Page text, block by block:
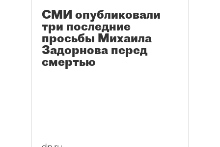
СМИ опубликовали
три последние
просьбы Михаила
Задорнова перед
смертью